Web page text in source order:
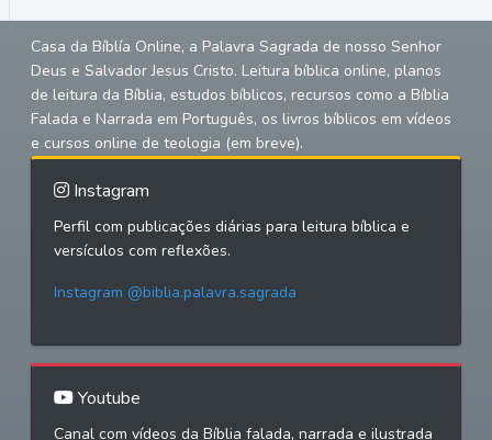
Casa da Bíblía Online, a Palavra Sagrada de nosso Senhor
Deus e Salvador Jesus Cristo. Leitura bíblica online, planos
de leitura da Bíblia, estudos bíblicos, recursos como a Bíblia
Falada e Narrada em Português, os livros bíblicos em vídeos
e cursos online de teologia (em breve).
Instagram
Perfil com publicações diárias para leitura bíblica e
versículos com reflexões.
Instagram @biblia.palavra.sagrada
Youtube
Canal com vídeos da Bíblia falada, narrada e ilustrada